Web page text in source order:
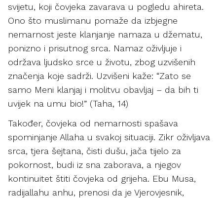
svijetu, koji čovjeka zavarava u pogledu ahireta.
Ono što muslimanu pomaže da izbjegne
nemarnost jeste klanjanje namaza u džematu,
ponizno i prisutnog srca. Namaz oživljuje i
održava ljudsko srce u životu, zbog uzvišenih
značenja koje sadrži. Uzvišeni kaže: “Zato se
samo Meni klanjaj i molitvu obavljaj – da bih ti
uvijek na umu bio!” (Taha, 14)
Također, čovjeka od nemarnosti spašava
spominjanje Allaha u svakoj situaciji. Zikr oživljava
srca, tjera šejtana, čisti dušu, jača tijelo za
pokornost, budi iz sna zaborava, a njegov
kontinuitet štiti čovjeka od grijeha. Ebu Musa,
radijallahu anhu, prenosi da je Vjerovjesnik,